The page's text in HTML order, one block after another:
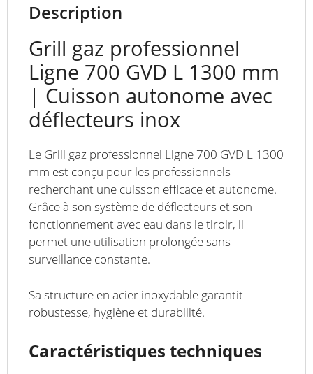
Description
Grill gaz professionnel
Ligne 700 GVD L 1300 mm
| Cuisson autonome avec
déflecteurs inox
Le Grill gaz professionnel Ligne 700 GVD L 1300
mm est conçu pour les professionnels
recherchant une cuisson efficace et autonome.
Grâce à son système de déflecteurs et son
fonctionnement avec eau dans le tiroir, il
permet une utilisation prolongée sans
surveillance constante.
Sa structure en acier inoxydable garantit
robustesse, hygiène et durabilité.
Caractéristiques techniques